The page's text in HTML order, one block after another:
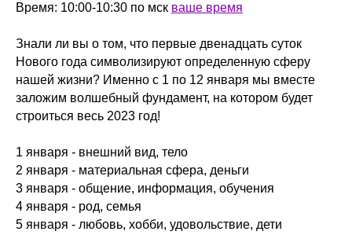
Время: 10:00-10:30 по мск ваше время
Знали ли вы о том, что первые двенадцать суток
Нового года символизируют определенную сферу
нашей жизни? Именно с 1 по 12 января мы вместе
заложим волшебный фундамент, на котором будет
строиться весь 2023 год!
1 января - внешний вид, тело
2 января - материальная сфера, деньги
3 января - общение, информация, обучения
4 января - род, семья
5 января - любовь, хобби, удовольствие, дети